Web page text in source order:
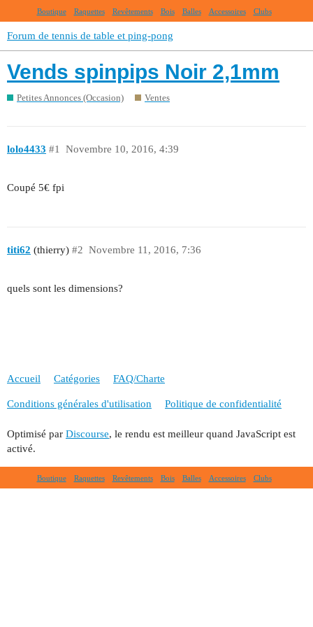
Boutique Raquettes Revêtements Bois Balles Accessoires Clubs
Forum de tennis de table et ping-pong
Vends spinpips Noir 2,1mm
Petites Annonces (Occasion) Ventes
lolo4433 Novembre 10, 2016, 4:39
#1
Coupé 5€ fpi
titi62 (thierry) Novembre 11, 2016, 7:36
#2
quels sont les dimensions?
Accueil Catégories FAQ/Charte
Conditions générales d'utilisation Politique de confidentialité
Optimisé par Discourse, le rendu est meilleur quand JavaScript est
activé.
Boutique Raquettes Revêtements Bois Balles Accessoires Clubs